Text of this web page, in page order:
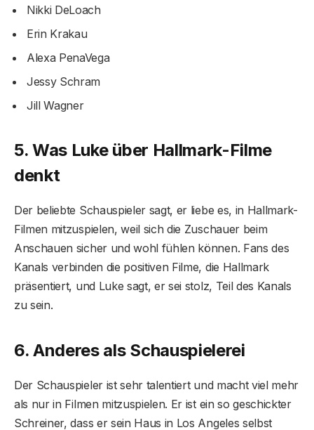
Nikki DeLoach
Erin Krakau
Alexa PenaVega
Jessy Schram
Jill Wagner
5. Was Luke über Hallmark-Filme
denkt
Der beliebte Schauspieler sagt, er liebe es, in Hallmark-
Filmen mitzuspielen, weil sich die Zuschauer beim
Anschauen sicher und wohl fühlen können. Fans des
Kanals verbinden die positiven Filme, die Hallmark
präsentiert, und Luke sagt, er sei stolz, Teil des Kanals
zu sein.
6. Anderes als Schauspielerei
Der Schauspieler ist sehr talentiert und macht viel mehr
als nur in Filmen mitzuspielen. Er ist ein so geschickter
Schreiner, dass er sein Haus in Los Angeles selbst